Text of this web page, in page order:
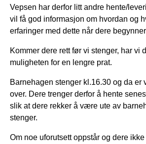
Vepsen har derfor litt andre hente/
vil få god informasjon om hvordan og
erfaringer med dette når dere
Kommer dere rett før vi stenger, har vi
muligheten for en lengre prat.
Barnehagen stenger kl.16.30 og da er
over. Dere trenger derfor å hente
slik at dere rekker å være ute av
stenger.
Om noe uforutsett oppstår og dere